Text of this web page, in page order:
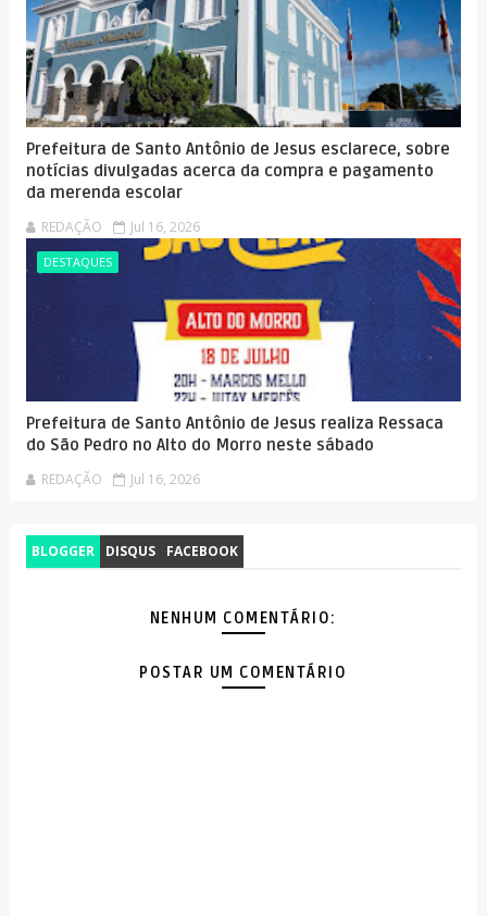
Prefeitura de Santo Antônio de Jesus esclarece, sobre
notícias divulgadas acerca da compra e pagamento
da merenda escolar
REDAÇÃO Jul 16, 2026
DESTAQUES
Prefeitura de Santo Antônio de Jesus realiza Ressaca
do São Pedro no Alto do Morro neste sábado
REDAÇÃO Jul 16, 2026
BLOGGER DISQUS FACEBOOK
NENHUM COMENTÁRIO:
POSTAR UM COMENTÁRIO